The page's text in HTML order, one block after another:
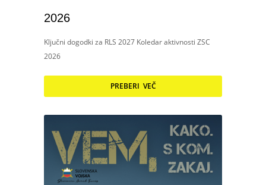
2026
Ključni dogodki za RLS 2027 Koledar aktivnosti ZSC
2026
PREBERI VEČ